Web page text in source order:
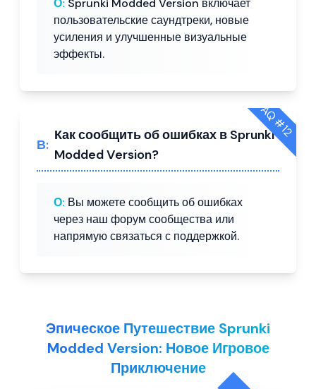
О: Sprunki Modded Version включает
пользовательские саундтреки, новые
усиления и улучшенные визуальные
эффекты.
FAQ #
12
В:
Как сообщить об ошибках в Sprunki
Modded Version?
О: Вы можете сообщить об ошибках
через наш форум сообщества или
напрямую связаться с поддержкой.
Эпическое Путешествие Sprunki
Modded Version: Новое Игровое
Приключение